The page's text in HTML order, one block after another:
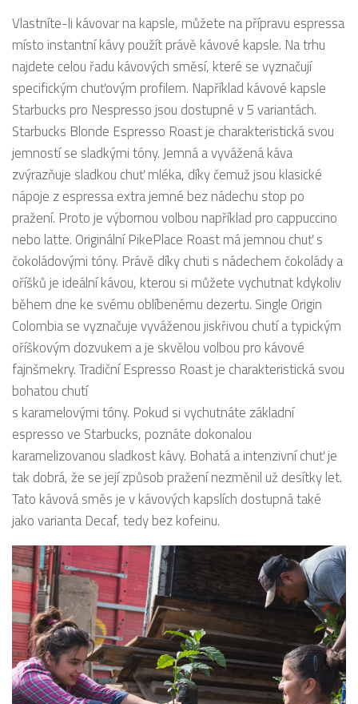
Vlastníte-li kávovar na kapsle, můžete na přípravu espressa
místo instantní kávy použít právě kávové kapsle. Na trhu
najdete celou řadu kávových směsí, které se vyznačují
specifickým chuťovým profilem. Například kávové kapsle
Starbucks pro Nespresso jsou dostupné v 5 variantách.
Starbucks Blonde Espresso Roast je charakteristická svou
jemností se sladkými tóny. Jemná a vyvážená káva
zvýrazňuje sladkou chuť mléka, díky čemuž jsou klasické
nápoje z espressa extra jemné bez nádechu stop po
pražení. Proto je výbornou volbou například pro cappuccino
nebo latte. Originální PikePlace Roast má jemnou chuť s
čokoládovými tóny. Právě díky chuti s nádechem čokolády a
oříšků je ideální kávou, kterou si můžete vychutnat kdykoliv
během dne ke svému oblíbenému dezertu. Single Origin
Colombia se vyznačuje vyváženou jiskřivou chutí a typickým
oříškovým dozvukem a je skvělou volbou pro kávové
fajnšmekry. Tradiční Espresso Roast je charakteristická svou
bohatou chutí
s karamelovými tóny. Pokud si vychutnáte základní
espresso ve Starbucks, poznáte dokonalou
karamelizovanou sladkost kávy. Bohatá a intenzivní chuť je
tak dobrá, že se její způsob pražení nezměnil už desítky let.
Tato kávová směs je v kávových kapslích dostupná také
jako varianta Decaf, tedy bez kofeinu.